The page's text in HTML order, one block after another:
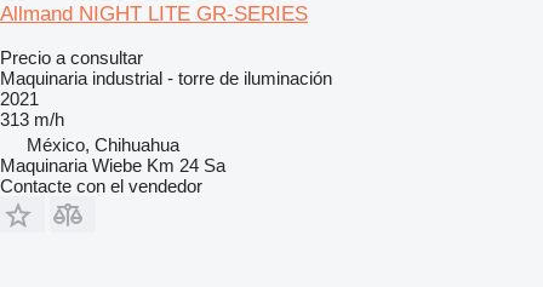
Allmand NIGHT LITE GR-SERIES
Precio a consultar
Maquinaria industrial - torre de iluminación
2021
313 m/h
México, Chihuahua
Maquinaria Wiebe Km 24 Sa
Contacte con el vendedor